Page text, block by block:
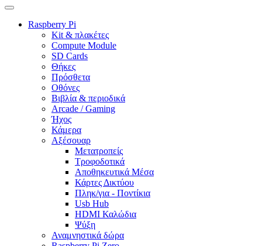
Raspberry Pi
Kit & πλακέτες
Compute Module
SD Cards
Θήκες
Πρόσθετα
Οθόνες
Βιβλία & περιοδικά
Arcade / Gaming
Ήχος
Κάμερα
Αξέσουαρ
Μετατροπείς
Τροφοδοτικά
Αποθηκευτικά Μέσα
Κάρτες Δικτύου
Πληκ/για - Ποντίκια
Usb Hub
HDMI Καλώδια
Ψύξη
Αναμνηστικά δώρα